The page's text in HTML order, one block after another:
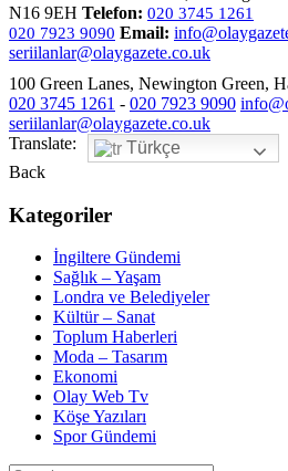
N16 9EH Telefon: 020 3745 1261
020 7923 9090 Email:
seriilanlar@olaygazete.co.uk
100 Green Lanes, Newington Green,
020 3745 1261 - 020 7923 9090
seriilanlar@olaygazete.co.uk
Translate:
Türkçe
Back
Kategoriler
İngiltere Gündemi
Sağlık – Yaşam
Londra ve Belediyeler
Kültür – Sanat
Toplum Haberleri
Moda – Tasarım
Ekonomi
Olay Web Tv
Köşe Yazıları
Spor Gündemi